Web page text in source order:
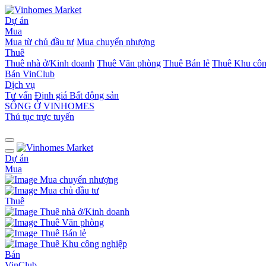
Dự án
Mua
Mua từ chủ đầu tư Mua chuyển nhượng
Thuê
Thuê nhà ở/Kinh doanh Thuê Văn phòng Thuê Bán lẻ Thuê Khu
Bán VinClub
Dịch vụ
Tư vấn Định giá Bất động sản
SỐNG Ở VINHOMES
Thủ tục trực tuyến
Dự án
Mua
Mua chuyển nhượng
Mua chủ đầu tư
Thuê
Thuê nhà ở/Kinh doanh
Thuê Văn phòng
Thuê Bán lẻ
Thuê Khu công nghiệp
Bán